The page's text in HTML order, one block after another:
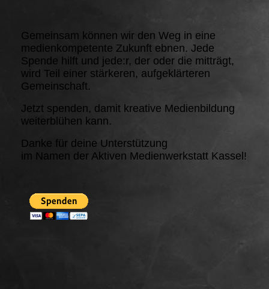
Gemeinsam können wir den Weg in eine
medienkompetente Zukunft ebnen. Jede
Spende hilft und jede:r, der oder die mitträgt,
wird Teil einer stärkeren, aufgeklärteren
Gemeinschaft.
Jetzt spenden, damit kreative Medienbildung
weiterblühen kann.
Danke für deine Unterstützung
im Namen der Aktiven Medienwerkstatt Kassel!